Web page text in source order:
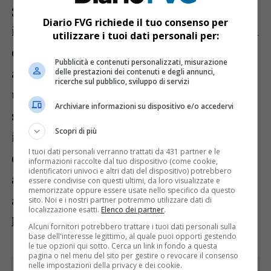
guerra in Bosnia”: è per questo che è
importante raccontare l’assedio e la caduta
di Srebrenica. Un appuntamento che sarà
anticipato (alle 19, in piazzale Faidutti) da
un’altra pièce:
sguardi”
una lezione-spettacolo colta e
intrigante, tra storia e letteratura, nella
quale Andrea del Ben condurrà il pubblico
alla scoperta dell’amore ai tempi di Dante,
accompagnato dalle letture di Klaus
Martini.
Diario FVG richiede il tuo consenso per
utilizzare i tuoi dati personali per:
Pubblicità e contenuti personalizzati, misurazione
delle prestazioni dei contenuti e degli annunci,
ricerche sul pubblico, sviluppo di servizi
Archiviare informazioni su dispositivo e/o accedervi
Scopri di più
I tuoi dati personali verranno trattati da 431 partner e le
informazioni raccolte dal tuo dispositivo (come cookie,
identificatori univoci e altri dati del dispositivo) potrebbero
essere condivise con questi ultimi, da loro visualizzate e
memorizzate oppure essere usate nello specifico da questo
sito. Noi e i nostri partner potremmo utilizzare dati di
localizzazione esatti. Elenco dei partner.
Alcuni fornitori potrebbero trattare i tuoi dati personali sulla
base dell'interesse legittimo, al quale puoi opporti gestendo
le tue opzioni qui sotto. Cerca un link in fondo a questa
pagina o nel menu del sito per gestire o revocare il consenso
nelle impostazioni della privacy e dei cookie.